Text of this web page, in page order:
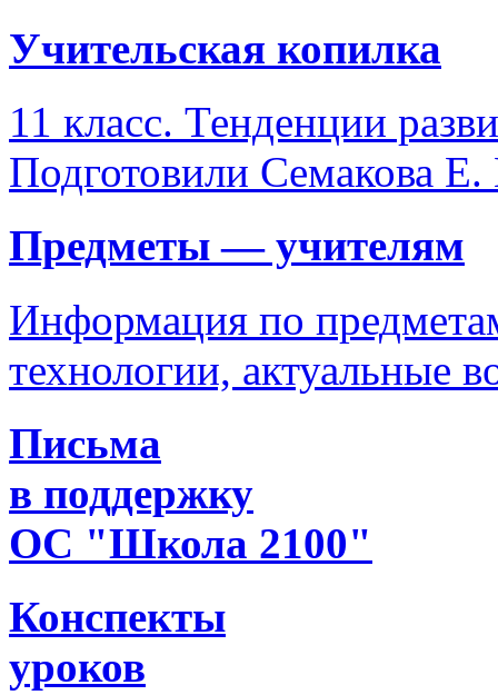
Учительская копилка
11 класс. Тенденции
Подготовили Семакова
Предметы — учителям
Информация по
технологии, актуальные
Письма
в поддержку
ОС "Школа 2100"
Конспекты
уроков